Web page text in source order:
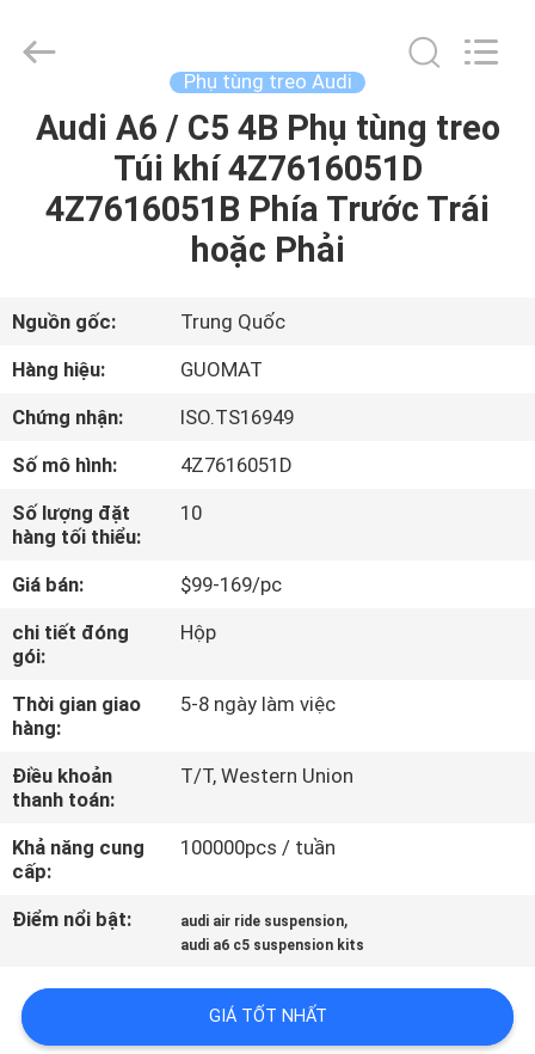
NHÀ
CÁC
VỀ
CHÚNG
THAM
QUAN
NHÀ
MÁY
KIỂM
SOÁT
CHẤT
LƯỢNG
LIÊN
CHÚNG
TÔI
SPRING
Rights
Phụ tùng treo Audi
Audi A6 / C5 4B Phụ tùng treo
Túi khí 4Z7616051D
4Z7616051B Phía Trước Trái
hoặc Phải
Nguồn gốc:
Trung Quốc
Hàng hiệu:
GUOMAT
Chứng nhận:
ISO.TS16949
Số mô hình:
4Z7616051D
Số lượng đặt
hàng tối thiểu:
10
Giá bán:
$99-169/pc
chi tiết đóng
gói:
Hộp
Thời gian giao
hàng:
5-8 ngày làm việc
Điều khoản
thanh toán:
T/T, Western Union
Khả năng cung
cấp:
100000pcs / tuần
Điểm nổi bật: audi air ride suspension,
audi a6 c5 suspension kits
GIÁ TỐT NHẤT